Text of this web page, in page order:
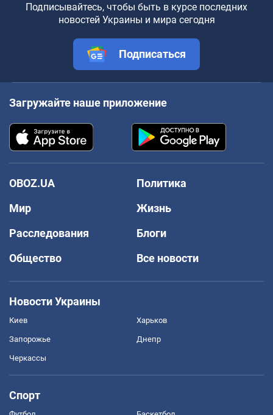
Подписывайтесь, чтобы быть в курсе последних
новостей Украины и мира сегодня
Подписаться
Загружайте наше приложение
OBOZ.UA
Политика
Мир
Жизнь
Расследования
Блоги
Общество
Все новости
Новости Украины
Киев Харьков
Запорожье Днепр
Черкассы
Спорт